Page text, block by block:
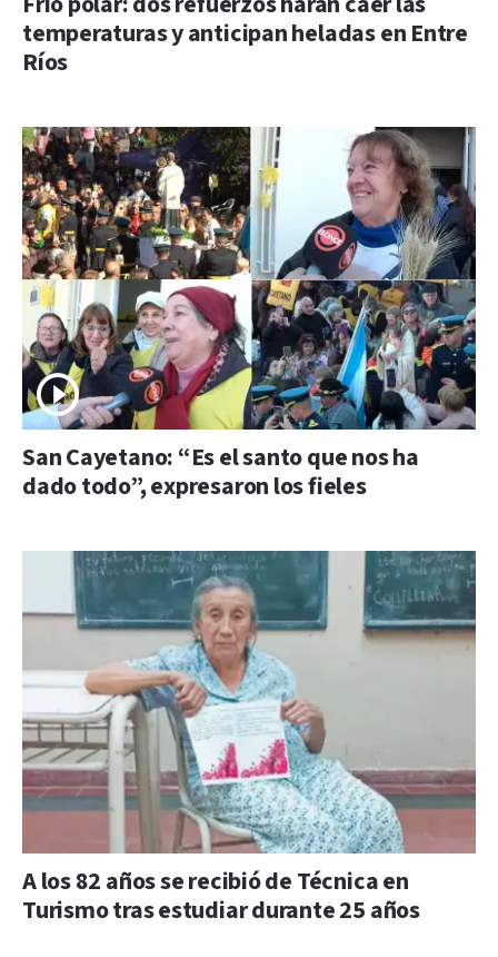
temperaturas y anticipan heladas en Entre
Ríos
San Cayetano: “Es el santo que nos ha
dado todo”, expresaron los fieles
A los 82 años se recibió de Técnica en
Turismo tras estudiar durante 25 años